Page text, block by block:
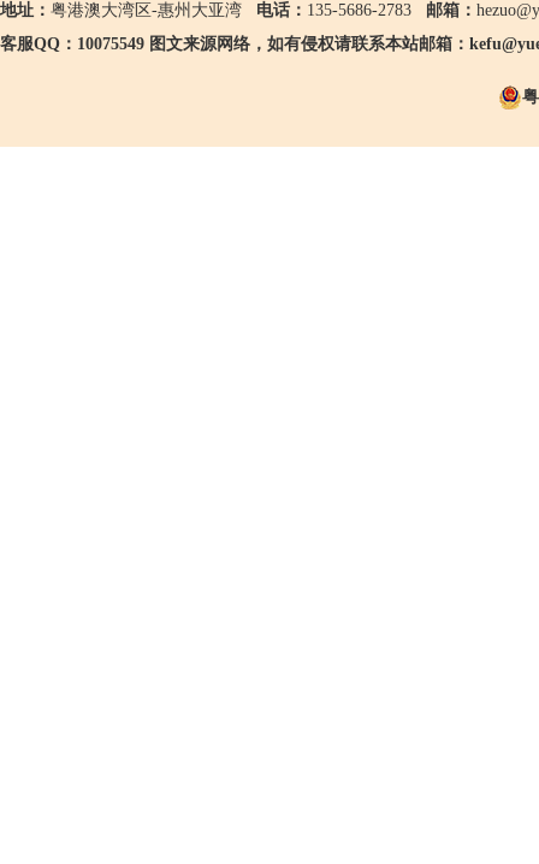
地址： 粤港澳大湾区-惠州大亚湾 电话： 135-5686-2783 邮箱：
客服QQ：10075549 图文来源网络，如有侵权请联系本站邮箱：